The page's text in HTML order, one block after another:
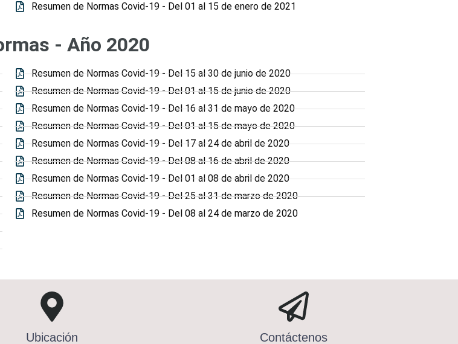
Resumen de Normas Covid-19 - Del 01 al 15 de enero de 2021
- Año 2020
Resumen de Normas Covid-19 - Del 15 al 30 de junio de 2020
Resumen de Normas Covid-19 - Del 01 al 15 de junio de 2020
Resumen de Normas Covid-19 - Del 16 al 31 de mayo de 2020
Resumen de Normas Covid-19 - Del 01 al 15 de mayo de 2020
Resumen de Normas Covid-19 - Del 17 al 24 de abril de 2020
Resumen de Normas Covid-19 - Del 08 al 16 de abril de 2020
Resumen de Normas Covid-19 - Del 01 al 08 de abril de 2020
Resumen de Normas Covid-19 - Del 25 al 31 de marzo de 2020
Resumen de Normas Covid-19 - Del 08 al 24 de marzo de 2020
Ubicación Contáctenos